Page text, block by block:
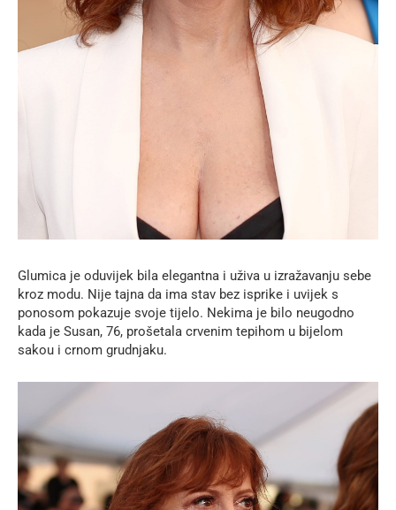
Glumica je oduvijek bila elegantna i uživa u izražavanju sebe
kroz modu. Nije tajna da ima stav bez isprike i uvijek s
ponosom pokazuje svoje tijelo. Nekima je bilo neugodno
kada je Susan, 76, prošetala crvenim tepihom u bijelom
sakou i crnom grudnjaku.